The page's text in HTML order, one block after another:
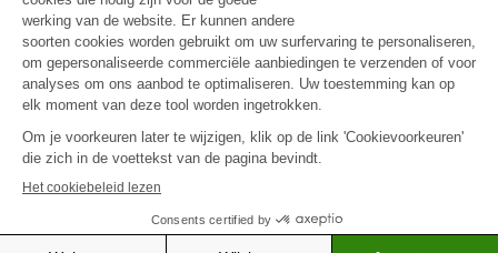
Methode: Ruimte in het ziekenhuis inrichten met
ontspanningsmateriaal, leefkamer stijl (bv.
kickertafel, televisie, beamer)
Ontspannende activiteiten voor het hele
gezin (ouders, jonge kinderen, adolescenten
en jongvolwassenen) getroffen door ziekte,
buiten het ziekenhuis
Doelstelling: Opzetten van activiteiten met het